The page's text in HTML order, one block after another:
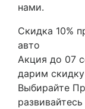
нами.
Скидка 10%
авто
Акция до 07
дарим
Выбирайте